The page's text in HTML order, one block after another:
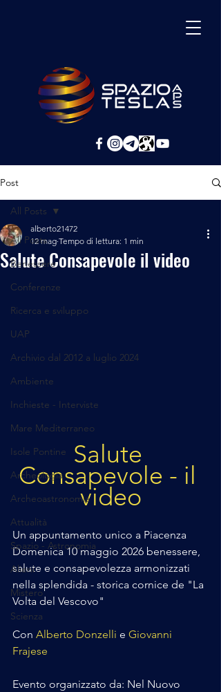
Post
All Posts
Benessere
Conferenze
Ricerca e sviluppo
UAP
Archivio dal 2012 a luglio 2024
Ambiente
Inchieste - Interviste
Mare Mediterraneo
Isole Pontine
Archeologia
Archeoastronomia
Attualità
Spazio - Astronomia
Alieni
Mistero
Scienza
All Posts
Salute Consapevole il video
alberto21472
12 mag Tempo di lettura: 1 min
Salute
Consapevole - il
video
Un appuntamento unico a Piacenza
Domenica 10 maggio 2026 benessere,
salute e consapevolezza armonizzati
nella splendida - storica cornice de "La
Volta del Vescovo"
Con Alberto Donzelli e Giovanni
Frajese
Evento organizzato da: Nel Nuovo